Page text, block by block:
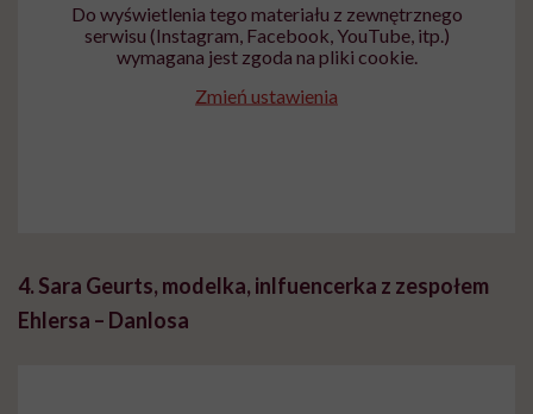
Do wyświetlenia tego materiału z zewnętrznego
serwisu (Instagram, Facebook, YouTube, itp.)
wymagana jest zgoda na pliki cookie.
Zmień ustawienia
4. Sara Geurts, modelka, inlfuencerka z zespołem
Ehlersa – Danlosa